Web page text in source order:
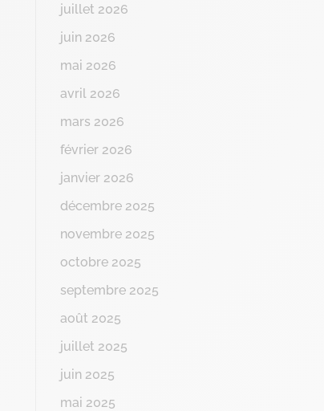
juillet 2026
juin 2026
mai 2026
avril 2026
mars 2026
février 2026
janvier 2026
décembre 2025
novembre 2025
octobre 2025
septembre 2025
août 2025
juillet 2025
juin 2025
mai 2025